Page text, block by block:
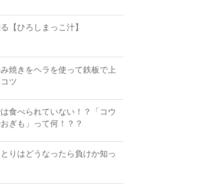
【ひろしまっこ汁】
焼きをヘラを使って鉄板で上
ツ
食べられていない！？「コウ
ぎも」って何！？？
りはどうなったら負けか知っ